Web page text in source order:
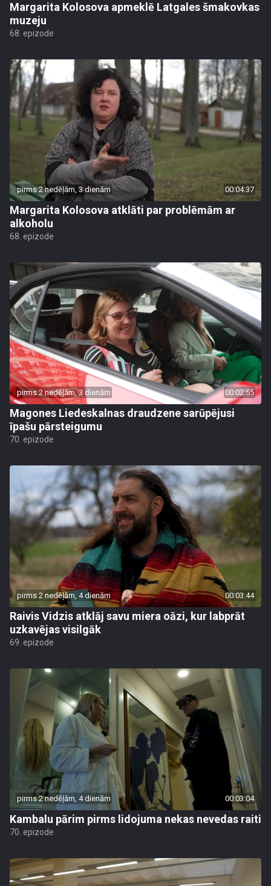
Margarita Kolosova apmeklē Latgales šmakovkas
muzeju
68. epizode
pirms 2 nedēļām, 3 dienām 00:04:37
Margarita Kolosova atklāti par problēmām ar
alkoholu
68. epizode
pirms 2 nedēļām, 3 dienām 00:02:55
Magones Liedeskalnas draudzene sarūpējusi
īpašu pārsteigumu
70. epizode
pirms 2 nedēļām, 4 dienām 00:03:44
Raivis Vidzis atklāj savu miera oāzi, kur labprāt
uzkavējas visilgāk
69. epizode
pirms 2 nedēļām, 4 dienām 00:03:04
Kambalu pārim pirms lidojuma nekas nevedas raiti
70. epizode